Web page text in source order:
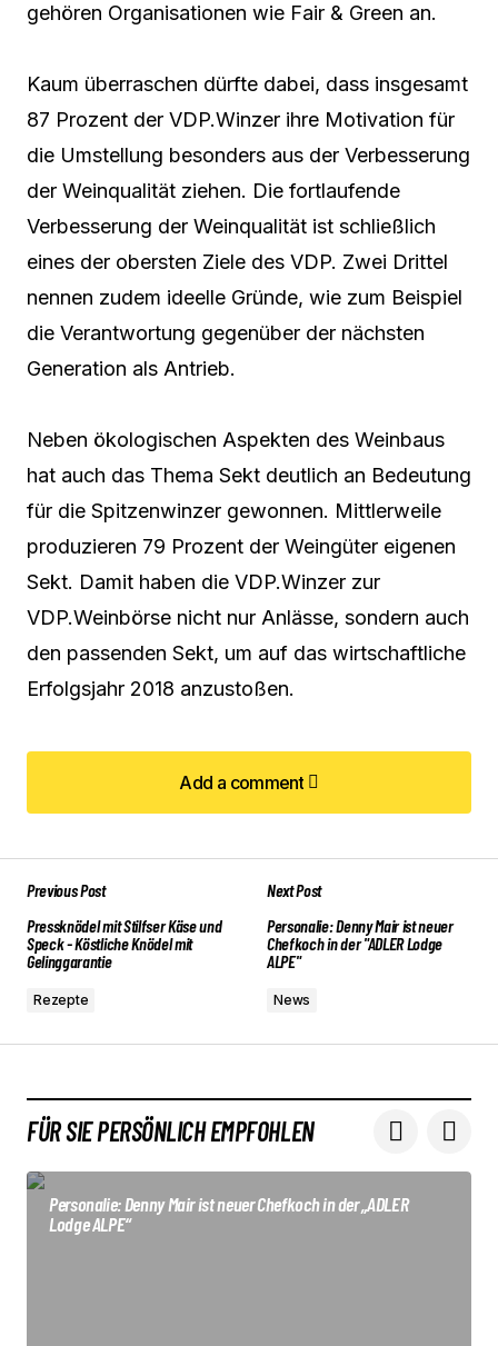
gehören Organisationen wie Fair & Green an.
Kaum überraschen dürfte dabei, dass insgesamt
87 Prozent der VDP.Winzer ihre Motivation für
die Umstellung besonders aus der Verbesserung
der Weinqualität ziehen. Die fortlaufende
Verbesserung der Weinqualität ist schließlich
eines der obersten Ziele des VDP. Zwei Drittel
nennen zudem ideelle Gründe, wie zum Beispiel
die Verantwortung gegenüber der nächsten
Generation als Antrieb.
Neben ökologischen Aspekten des Weinbaus
hat auch das Thema Sekt deutlich an Bedeutung
für die Spitzenwinzer gewonnen. Mittlerweile
produzieren 79 Prozent der Weingüter eigenen
Sekt. Damit haben die VDP.Winzer zur
VDP.Weinbörse nicht nur Anlässe, sondern auch
den passenden Sekt, um auf das wirtschaftliche
Erfolgsjahr 2018 anzustoßen.
Add a comment
Add a comment
*markiert
Comment
Your Name*
Your E-mail*
Previous Post
Pressknödel mit Stilfser Käse und
Speck - Köstliche Knödel mit
Gelinggarantie
Rezepte
Next Post
Personalie: Denny Mair ist neuer
Chefkoch in der "ADLER Lodge
ALPE"
News
FÜR SIE PERSÖNLICH EMPFOHLEN
Personalie: Denny Mair ist neuer Chefkoch in der „ADLER
Lodge ALPE“